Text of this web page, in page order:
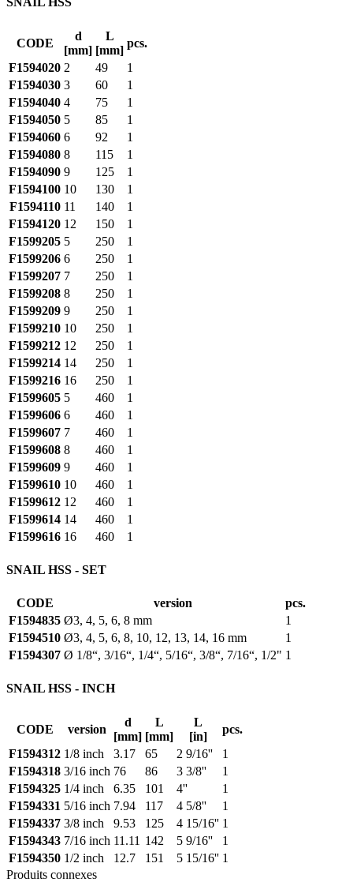
CODE
d
[mm]
L
[mm]
pcs.
F1594020 2 49
1
F1594030 3 60
1
F1594040 4 75
1
F1594050 5 85
1
F1594060 6 92
1
F1594080 8 115
1
F1594090 9 125
1
F1594100 10 130
1
F1594110 11 140
1
F1594120 12 150
1
F1599205 5 250
1
F1599206 6 250
1
F1599207 7 250
1
F1599208 8 250
1
F1599209 9 250
1
F1599210 10 250
1
F1599212 12 250
1
F1599214 14 250
1
F1599216 16 250
1
F1599605 5 460
1
F1599606 6 460
1
F1599607 7 460
1
F1599608 8 460
1
F1599609 9 460
1
F1599610 10 460
1
F1599612 12 460
1
F1599614 14 460
1
F1599616 16 460 1
SNAIL HSS - SET
CODE version
pcs.
F1594835 Ø3, 4, 5, 6, 8 mm
1
F1594510 Ø3, 4, 5, 6, 8, 10, 12, 13, 14, 16 mm
1
F1594307 Ø 1/8“, 3/16“, 1/4“, 5/16“, 3/8“, 7/16“, 1/2" 1
SNAIL HSS - INCH
CODE version
d
[mm]
L
[mm]
L
[in]
pcs.
F1594312 1/8 inch 3.17 65 2 9/16''
1
F1594318 3/16 inch 76 86 3 3/8''
1
F1594325 1/4 inch 6.35 101 4''
1
F1594331 5/16 inch 7.94 117 4 5/8''
1
F1594337 3/8 inch 9.53 125 4 15/16'' 1
F1594343 7/16 inch 11.11 142 5 9/16''
1
F1594350 1/2 inch 12.7 151 5 15/16'' 1
Produits connexes